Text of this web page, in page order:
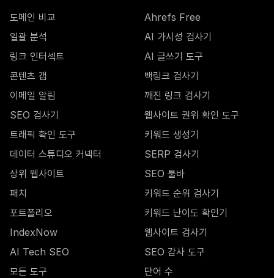
도메인 비교
일괄 분석
링크 인터섹트
콘텐츠 갭
이메일 알림
SEO 검사기
트래픽 확인 도구
데이터 스튜디오 커넥터
상위 웹사이트
패치
포트폴리오
IndexNow
AI Tech SEO
모든 도구
Ahrefs Free
AI 가시성 검사기
AI 글쓰기 도구
백링크 검사기
깨진 링크 검사기
웹사이트 권위 확인 도구
키워드 생성기
SERP 검사기
SEO 툴바
키워드 순위 검사기
키워드 난이도 확인기
웹사이트 검사기
SEO 감사 도구
단어 수